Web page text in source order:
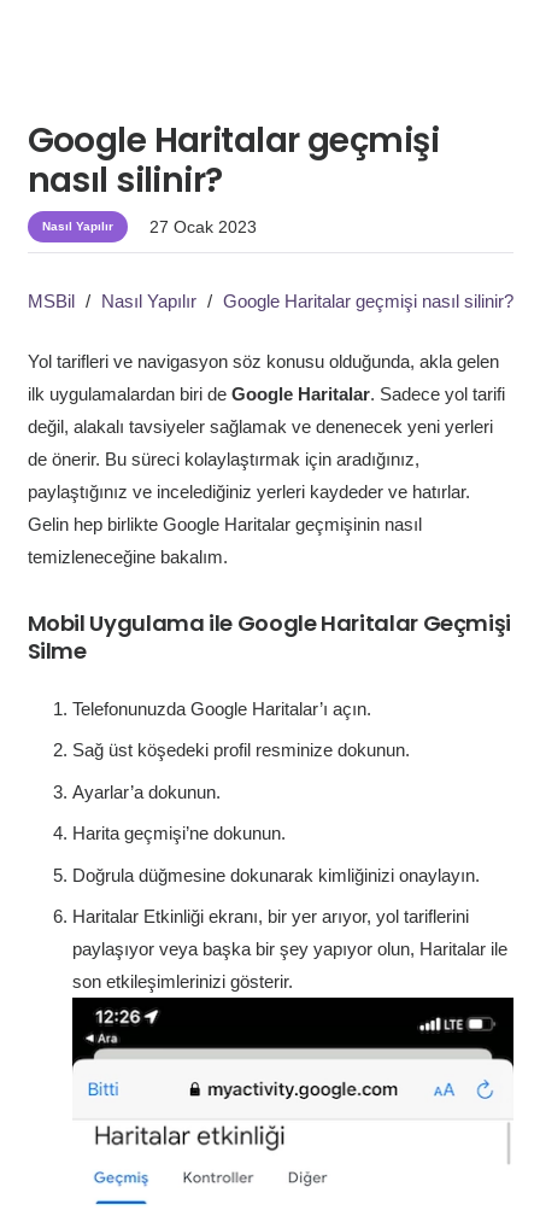
Google Haritalar geçmişi
nasıl silinir?
Nasıl Yapılır 27 Ocak 2023
MSBil / Nasıl Yapılır / Google Haritalar geçmişi nasıl silinir?
Yol tarifleri ve navigasyon söz konusu olduğunda, akla gelen
ilk uygulamalardan biri de Google Haritalar. Sadece yol tarifi
değil, alakalı tavsiyeler sağlamak ve denenecek yeni yerleri
de önerir. Bu süreci kolaylaştırmak için aradığınız,
paylaştığınız ve incelediğiniz yerleri kaydeder ve hatırlar.
Gelin hep birlikte Google Haritalar geçmişinin nasıl
temizleneceğine bakalım.
Mobil Uygulama ile Google Haritalar Geçmişi
Silme
Telefonunuzda Google Haritalar’ı açın.
Sağ üst köşedeki profil resminize dokunun.
Ayarlar’a dokunun.
Harita geçmişi’ne dokunun.
Doğrula düğmesine dokunarak kimliğinizi onaylayın.
Haritalar Etkinliği ekranı, bir yer arıyor, yol tariflerini
paylaşıyor veya başka bir şey yapıyor olun, Haritalar ile
son etkileşimlerinizi gösterir.